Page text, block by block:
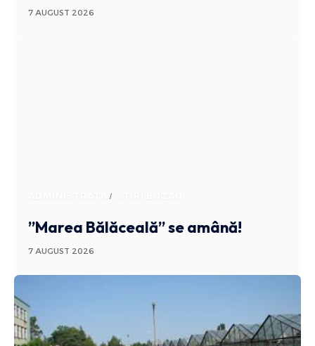
7 AUGUST 2026
ADMINISTRATIV
”Marea Bălăceală” se amână!
7 AUGUST 2026